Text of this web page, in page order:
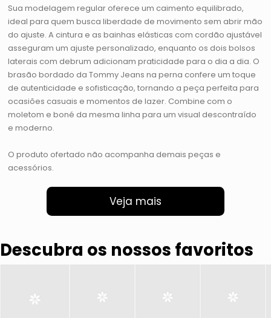
Sua modelagem regular oferece um caimento equilibrado,
ideal para quem busca liberdade de movimento sem abrir mão
do ajuste. A cintura e as bainhas elásticas com cordão ajustável
asseguram um ajuste personalizado, enquanto os dois bolsos
laterais com debrum adicionam praticidade para o dia a dia. O
brasão bordado da Tommy Jeans na perna confere um toque
de autenticidade e sofisticação, tornando a peça perfeita para
ocasiões casuais e momentos de lazer. Combine com o
moletom e boné da mesma linha para um visual descontraído
e moderno.
O produto ofertado não acompanha demais peças e
acessórios.
Veja mais
Descubra os nossos favoritos